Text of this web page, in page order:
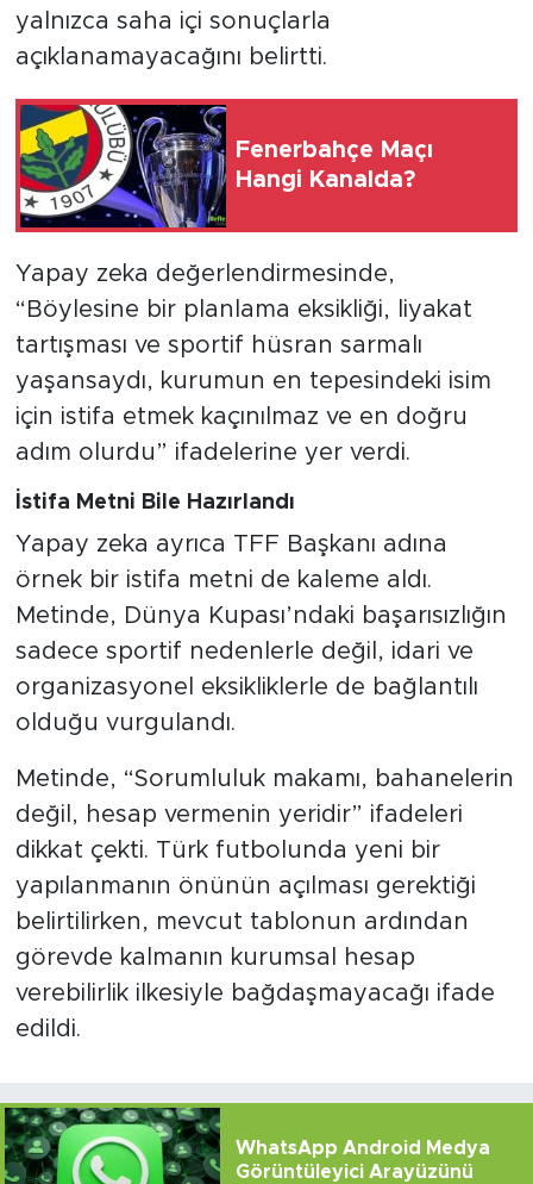
yalnızca saha içi sonuçlarla
açıklanamayacağını belirtti.
Fenerbahçe Maçı
Hangi Kanalda?
Yapay zeka değerlendirmesinde,
“Böylesine bir planlama eksikliği, liyakat
tartışması ve sportif hüsran sarmalı
yaşansaydı, kurumun en tepesindeki isim
için istifa etmek kaçınılmaz ve en doğru
adım olurdu” ifadelerine yer verdi.
İstifa Metni Bile Hazırlandı
Yapay zeka ayrıca TFF Başkanı adına
örnek bir istifa metni de kaleme aldı.
Metinde, Dünya Kupası’ndaki başarısızlığın
sadece sportif nedenlerle değil, idari ve
organizasyonel eksikliklerle de bağlantılı
olduğu vurgulandı.
Metinde, “Sorumluluk makamı, bahanelerin
değil, hesap vermenin yeridir” ifadeleri
dikkat çekti. Türk futbolunda yeni bir
yapılanmanın önünün açılması gerektiği
belirtilirken, mevcut tablonun ardından
görevde kalmanın kurumsal hesap
verebilirlik ilkesiyle bağdaşmayacağı ifade
edildi.
WhatsApp Android Medya
Görüntüleyici Arayüzünü